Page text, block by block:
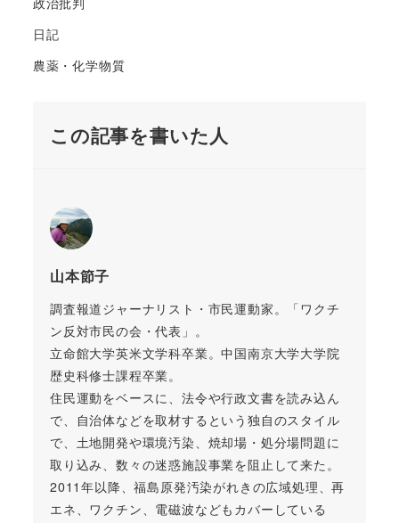
日記
農薬・化学物質
この記事を書いた人
山本節子
調査報道ジャーナリスト・市民運動家。「ワクチ
ン反対市民の会・代表」。
立命館大学英米文学科卒業。中国南京大学大学院
歴史科修士課程卒業。
住民運動をベースに、法令や行政文書を読み込ん
で、自治体などを取材するという独自のスタイル
で、土地開発や環境汚染、焼却場・処分場問題に
取り込み、数々の迷惑施設事業を阻止して来た。
2011年以降、福島原発汚染がれきの広域処理、再
エネ、ワクチン、電磁波などもカバーしている